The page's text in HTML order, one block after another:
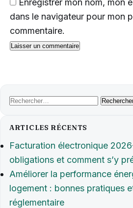
dans le navigateur pour mon
commentaire.
Rechercher :
ARTICLES RÉCENTS
Facturation électronique
obligations et comment s’y
Améliorer la performance
logement : bonnes pratiques
réglementaire